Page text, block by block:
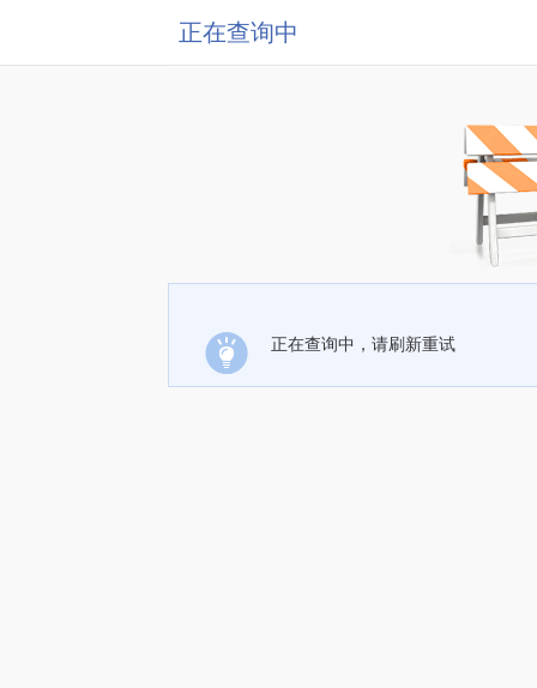
正在查询中
正在查询中，请刷新重试